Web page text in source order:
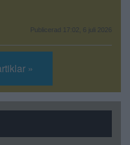
Publicerad 17:02, 6 juli 2026
»